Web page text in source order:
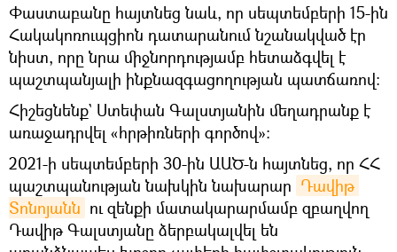
Փաստաբանը հայտնեց նաև, որ սեպտեմբերի 15-ին
Հակակոռուպցիոն դատարանում նշանակված էր
նիստ, որը նրա միջնորդությամբ հետաձգվել է
պաշտպանյալի ինքնազգացողության պատճառով։
Հիշեցնենք` Ստեփան Գալստյանին մեղադրանք է
առաջադրվել «հրթիռների գործով»։
2021-ի սեպտեմբերի 30-ին ԱԱԾ-ն հայտնեց, որ ՀՀ
պաշտպանության նախկին նախարար Դավիթ
Տոնոյանն ու զենքի մատակարարմամբ զբաղվող
Դավիթ Գալստյանը ձերբակալվել են